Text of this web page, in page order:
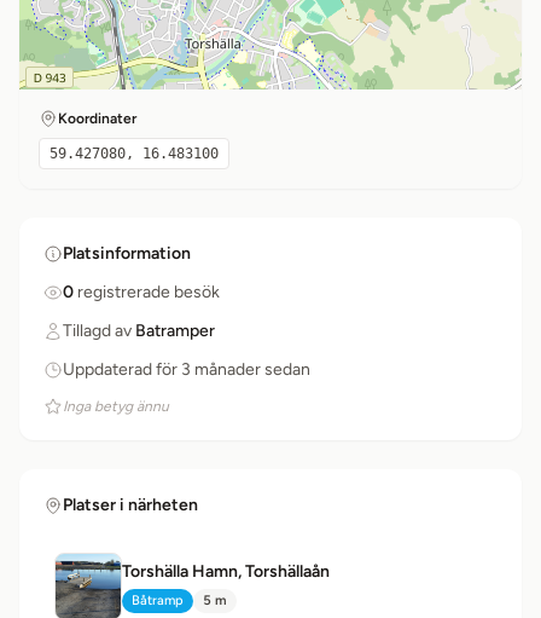
Koordinater
59.427080, 16.483100
Platsinformation
0 registrerade besök
Tillagd av Batramper
Uppdaterad för 3 månader sedan
Inga betyg ännu
Platser i närheten
Torshälla Hamn, Torshällaån
Typ:
Båtramp Avstånd:
5 m